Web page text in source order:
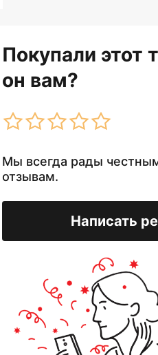
Покупали этот
он вам?
Мы всегда рады
отзывам.
Написать